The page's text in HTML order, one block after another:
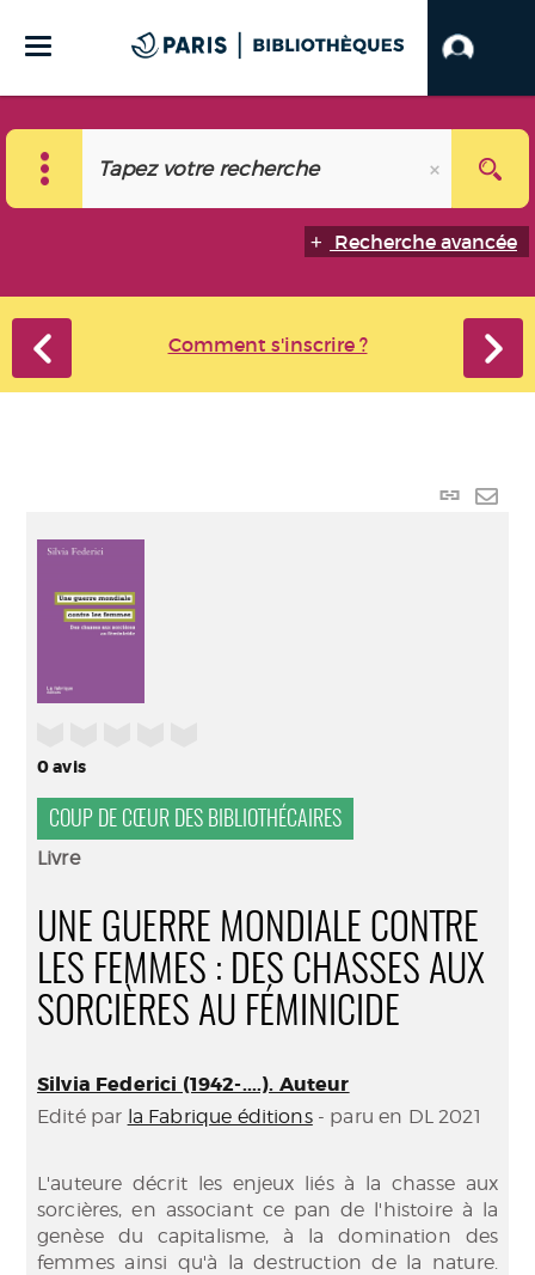
Recherche avancée
Comment s'inscrire ?
Lien
0avis
COUP DE CŒUR DES BIBLIOTHÉCAIRES
Livre
UNE GUERRE MONDIALE CONTRE
LES FEMMES : DES CHASSES AUX
SORCIÈRES AU FÉMINICIDE
Silvia Federici (1942-....). Auteur
Edité par la Fabrique éditions- paru en DL 2021
L'auteure décrit les enjeux liés à la chasse aux
sorcières, en associant ce pan de l'histoire à la
genèse du capitalisme, à la domination des
femmes ainsi qu'à la destruction de la nature.